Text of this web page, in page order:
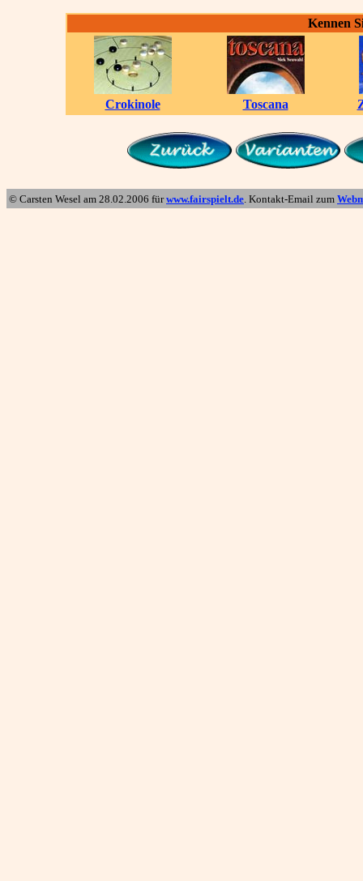
Kennen
Crokinole Toscana
© Carsten Wesel am 28.02.2006 fürwww.fairspielt.de. Kontakt-Email zum